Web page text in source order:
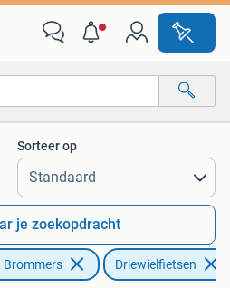
Sorteer op
je zoekopdracht
Brommers Driewielfietsen